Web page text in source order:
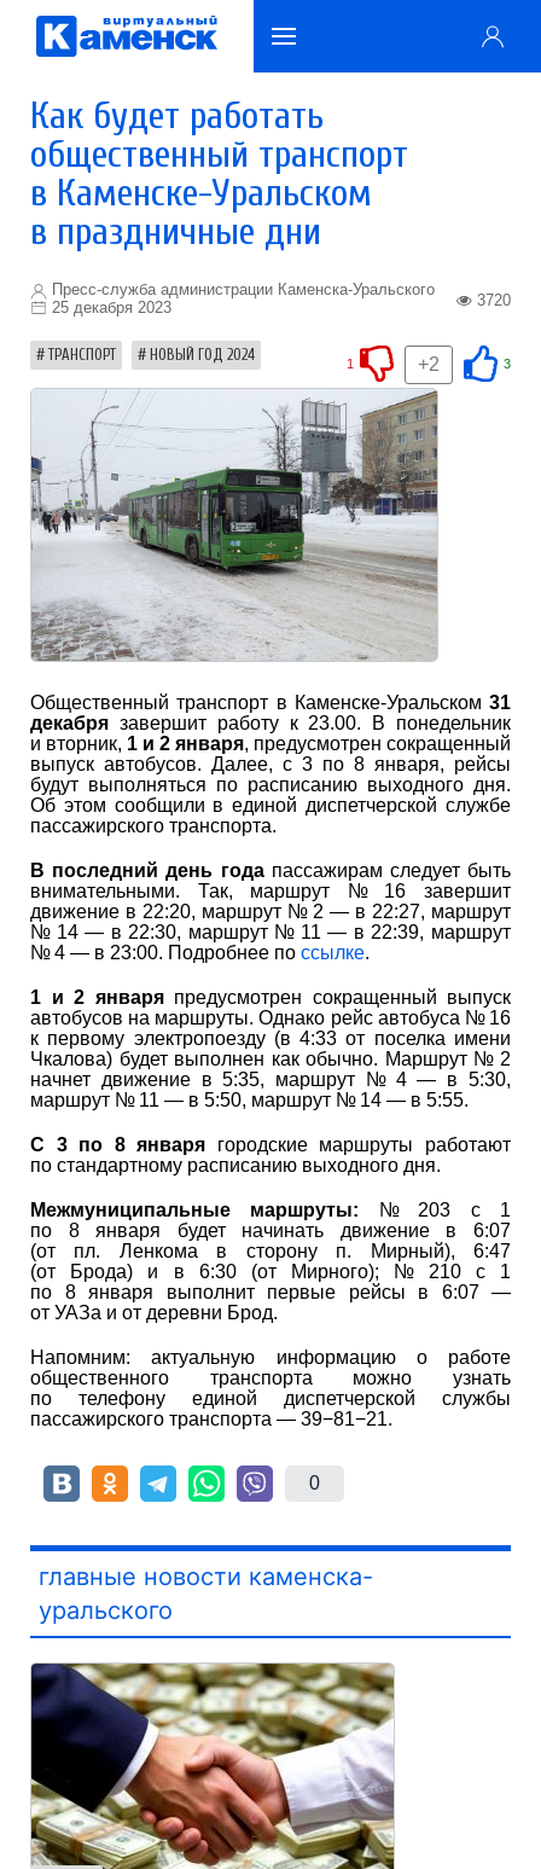
Как будет работать
общественный транспорт
в Каменске-Уральском
в праздничные дни
Пресс-служба администрации Каменска-Уральского
25 декабря 2023
3720
ТРАНСПОРТ НОВЫЙ ГОД 2024 3
+2
1
Общественный транспорт в Каменске-Уральском 31
декабря завершит работу к 23.00. В понедельник
и вторник, 1 и 2 января, предусмотрен сокращенный
выпуск автобусов. Далее, с 3 по 8 января, рейсы
будут выполняться по расписанию выходного дня.
Об этом сообщили в единой диспетчерской службе
пассажирского транспорта.
В последний день годапассажирам следует быть
внимательными. Так, маршрут № 16 завершит
движение в 22:20, маршрут № 2 — в 22:27, маршрут
№ 14 — в 22:30, маршрут № 11 — в 22:39, маршрут
№ 4 — в 23:00. Подробнее по ссылке.
1 и 2 январяпредусмотрен сокращенный выпуск
автобусов на маршруты. Однако рейс автобуса № 16
к первому электропоезду (в 4:33 от поселка имени
Чкалова) будет выполнен как обычно. Маршрут № 2
начнет движение в 5:35, маршрут № 4 — в 5:30,
маршрут № 11 — в 5:50, маршрут № 14 — в 5:55.
С 3 по 8 января городские маршруты работают
по стандартному расписанию выходного дня.
Межмуниципальные маршруты:
№ 203 с 1
по 8 января будет начинать движение в 6:07
(от пл. Ленкома в сторону п. Мирный), 6:47
(от Брода) и в 6:30 (от Мирного); № 210 с 1
по 8 января выполнит первые рейсы в 6:07 —
от УАЗа и от деревни Брод.
Напомним: актуальную информацию о работе
общественного транспорта можно узнать
по телефону единой диспетчерской службы
пассажирского транспорта — 39−81−21.
0
главные новости каменска-
уральского